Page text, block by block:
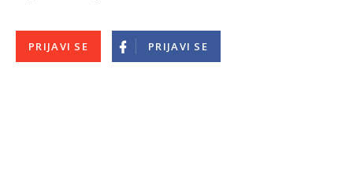
PRIJAVI SE PRIJAVI SE